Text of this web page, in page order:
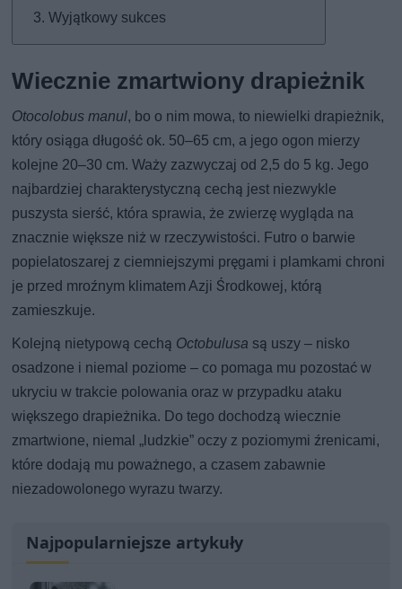
Wyjątkowy sukces
Wiecznie zmartwiony drapieżnik
Otocolobus manul, bo o nim mowa, to niewielki drapieżnik,
który osiąga długość ok. 50–65 cm, a jego ogon mierzy
kolejne 20–30 cm. Waży zazwyczaj od 2,5 do 5 kg. Jego
najbardziej charakterystyczną cechą jest niezwykle
puszysta sierść, która sprawia, że zwierzę wygląda na
znacznie większe niż w rzeczywistości. Futro o barwie
popielatoszarej z ciemniejszymi pręgami i plamkami chroni
je przed mroźnym klimatem Azji Środkowej, którą
zamieszkuje.
Kolejną nietypową cechą Octobulusa są uszy – nisko
osadzone i niemal poziome – co pomaga mu pozostać w
ukryciu w trakcie polowania oraz w przypadku ataku
większego drapieżnika. Do tego dochodzą wiecznie
zmartwione, niemal „ludzkie” oczy z poziomymi źrenicami,
które dodają mu poważnego, a czasem zabawnie
niezadowolonego wyrazu twarzy.
Najpopularniejsze artykuły